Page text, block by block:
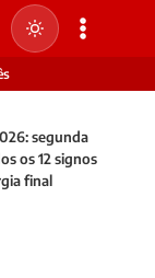
segunda
os 12 signos
final